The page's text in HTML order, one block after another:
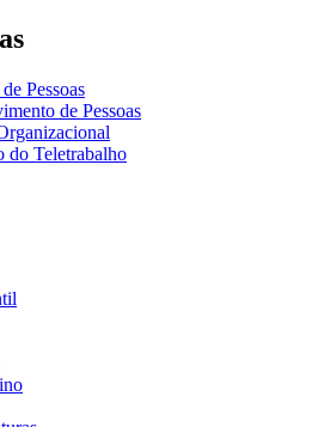
Pessoas
de Pessoas
do Teletrabalho